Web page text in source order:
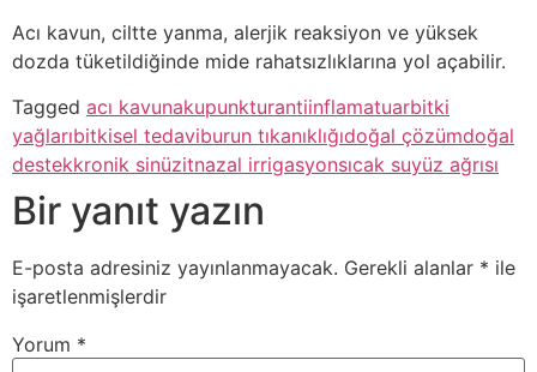
Acı kavun, ciltte yanma, alerjik reaksiyon ve yüksek
dozda tüketildiğinde mide rahatsızlıklarına yol açabilir.
Tagged acı kavunakupunkturantiinflamatuarbitki
yağlarıbitkisel tedaviburun tıkanıklığıdoğal çözümdoğal
destekkronik sinüzitnazal irrigasyonsıcak suyüz ağrısı
Bir yanıt yazın
E-posta adresiniz yayınlanmayacak. Gerekli alanlar * ile
işaretlenmişlerdir
Yorum *